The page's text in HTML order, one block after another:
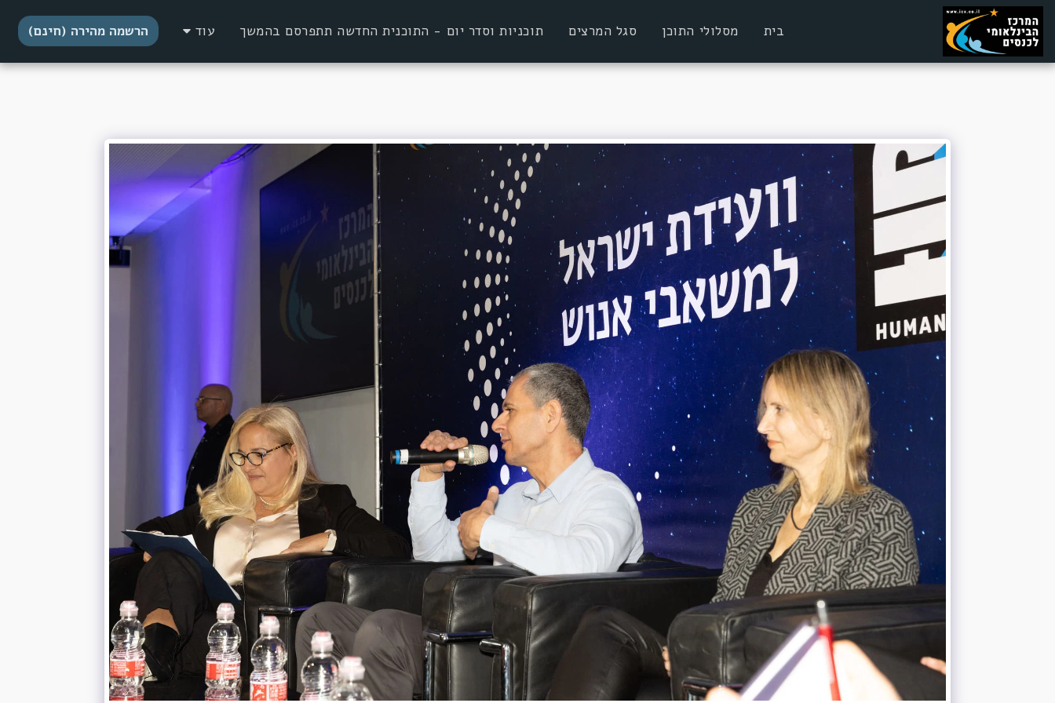
בית מסלולי התוכן סגל המרצים תוכניות וסדר יום - התוכנית החדשה תתפרסם בהמשך עוד הרשמה מהירה (חינם)